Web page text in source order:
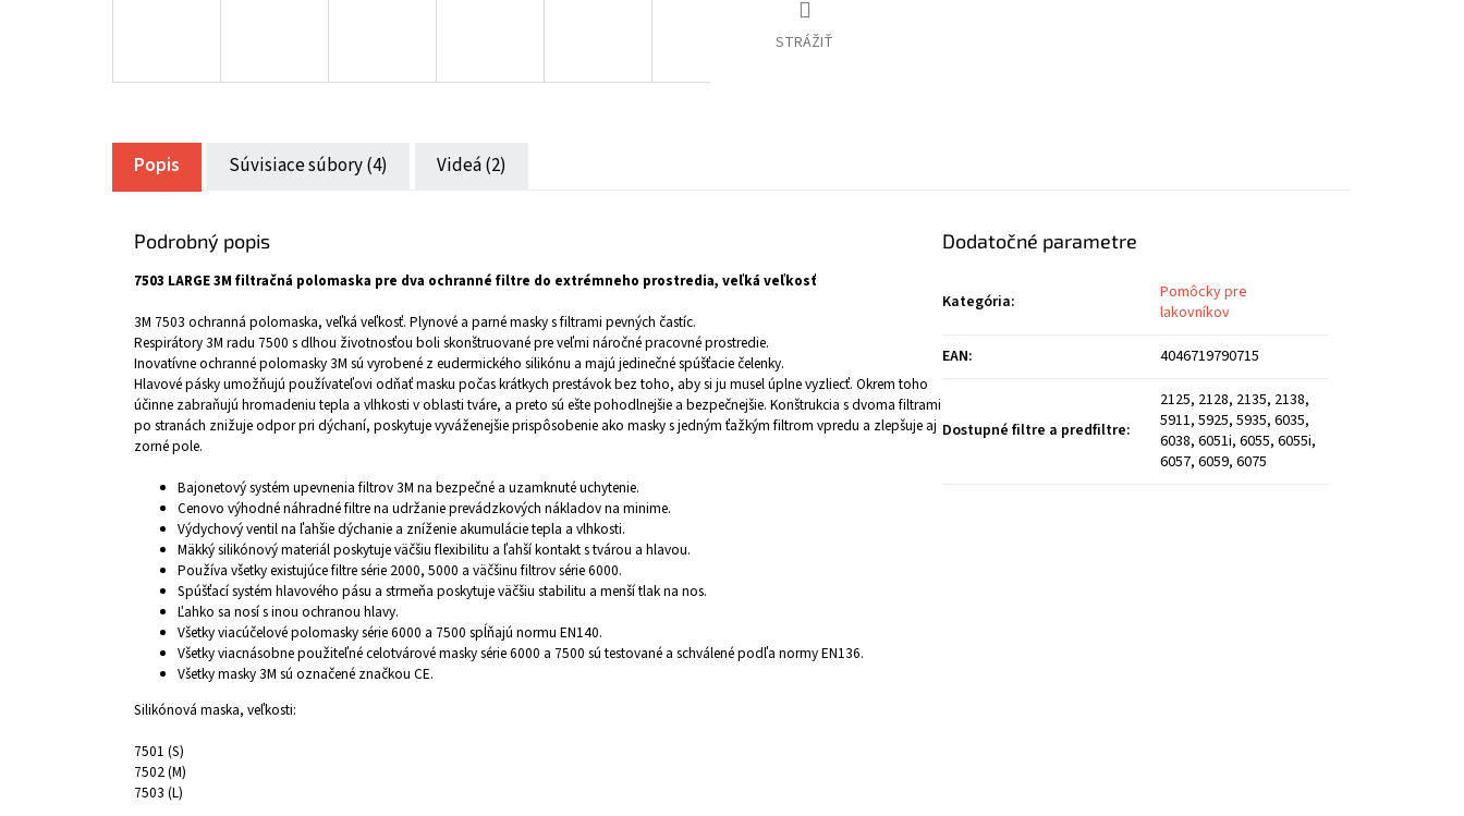
STRÁŽIŤ
Popis Súvisiace súbory (4) Videá (2)
Podrobný popis
7503 LARGE 3M filtračná polomaska pre dva ochranné filtre do extrémneho prostredia, veľká veľkosť
3M 7503 ochranná polomaska, veľká veľkosť. Plynové a parné masky s filtrami pevných častíc.
Respirátory 3M radu 7500 s dlhou životnosťou boli skonštruované pre veľmi náročné pracovné prostredie.
Inovatívne ochranné polomasky 3M sú vyrobené z eudermického silikónu a majú jedinečné spúšťacie čelenky.
Hlavové pásky umožňujú používateľovi odňať masku počas krátkych prestávok bez toho, aby si ju musel úplne vyzliecť. Okrem toho
účinne zabraňujú hromadeniu tepla a vlhkosti v oblasti tváre, a preto sú ešte pohodlnejšie a bezpečnejšie. Konštrukcia s dvoma filtrami
po stranách znižuje odpor pri dýchaní, poskytuje vyváženejšie prispôsobenie ako masky s jedným ťažkým filtrom vpredu a zlepšuje aj
zorné pole.
Bajonetový systém upevnenia filtrov 3M na bezpečné a uzamknuté uchytenie.
Cenovo výhodné náhradné filtre na udržanie prevádzkových nákladov na minime.
Výdychový ventil na ľahšie dýchanie a zníženie akumulácie tepla a vlhkosti.
Mäkký silikónový materiál poskytuje väčšiu flexibilitu a ľahší kontakt s tvárou a hlavou.
Používa všetky existujúce filtre série 2000, 5000 a väčšinu filtrov série 6000.
Spúšťací systém hlavového pásu a strmeňa poskytuje väčšiu stabilitu a menší tlak na nos.
Ľahko sa nosí s inou ochranou hlavy.
Všetky viacúčelové polomasky série 6000 a 7500 spĺňajú normu EN140.
Všetky viacnásobne použiteľné celotvárové masky série 6000 a 7500 sú testované a schválené podľa normy EN136.
Všetky masky 3M sú označené značkou CE.
Silikónová maska, veľkosti:
7501 (S)
7502 (M)
7503 (L)
Dodatočné parametre
Kategória:
Pomôcky pre
lakovníkov
EAN: 4046719790715
Dostupné filtre a predfiltre:
2125, 2128, 2135, 2138,
5911, 5925, 5935, 6035,
6038, 6051i, 6055, 6055i,
6057, 6059, 6075